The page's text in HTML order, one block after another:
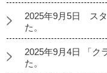
2025年9月5日 ス
た。
2025年9月4日 「ク
た。